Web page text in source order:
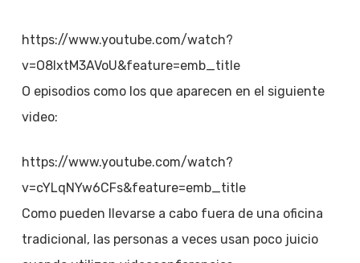
https://www.youtube.com/watch?
v=O8IxtM3AVoU&feature=emb_title
O episodios como los que aparecen en el siguiente
video:
https://www.youtube.com/watch?
v=cYLqNYw6CFs&feature=emb_title
Como pueden llevarse a cabo fuera de una oficina
tradicional, las personas a veces usan poco juicio